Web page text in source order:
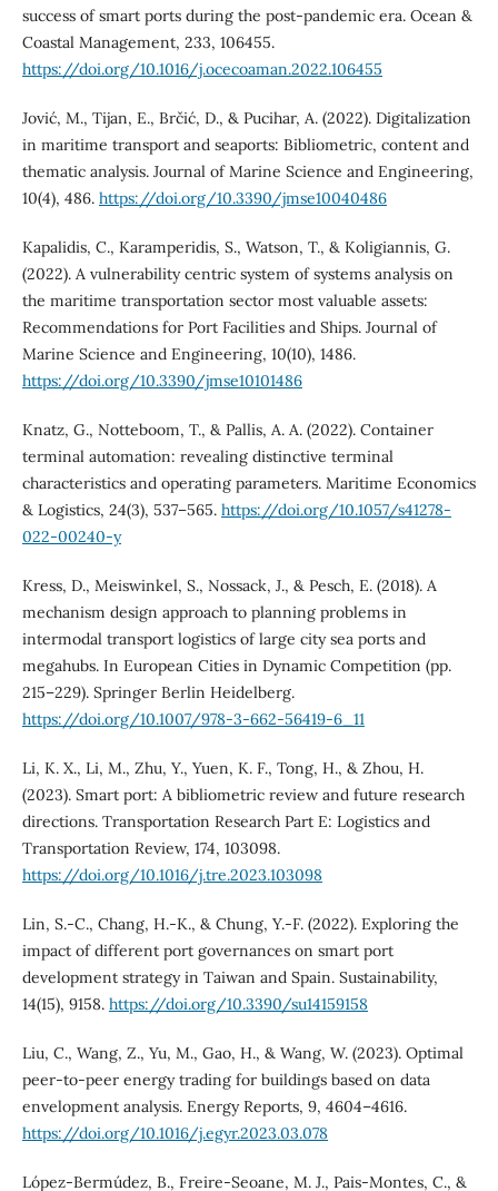
success of smart ports during the post-pandemic era. Ocean &
Coastal Management, 233, 106455.
https://doi.org/10.1016/j.ocecoaman.2022.106455
Jović, M., Tijan, E., Brčić, D., & Pucihar, A. (2022). Digitalization
in maritime transport and seaports: Bibliometric, content and
thematic analysis. Journal of Marine Science and Engineering,
10(4), 486. https://doi.org/10.3390/jmse10040486
Kapalidis, C., Karamperidis, S., Watson, T., & Koligiannis, G.
(2022). A vulnerability centric system of systems analysis on
the maritime transportation sector most valuable assets:
Recommendations for Port Facilities and Ships. Journal of
Marine Science and Engineering, 10(10), 1486.
https://doi.org/10.3390/jmse10101486
Knatz, G., Notteboom, T., & Pallis, A. A. (2022). Container
terminal automation: revealing distinctive terminal
characteristics and operating parameters. Maritime Economics
& Logistics, 24(3), 537–565. https://doi.org/10.1057/s41278-
022-00240-y
Kress, D., Meiswinkel, S., Nossack, J., & Pesch, E. (2018). A
mechanism design approach to planning problems in
intermodal transport logistics of large city sea ports and
megahubs. In European Cities in Dynamic Competition (pp.
215–229). Springer Berlin Heidelberg.
https://doi.org/10.1007/978-3-662-56419-6_11
Li, K. X., Li, M., Zhu, Y., Yuen, K. F., Tong, H., & Zhou, H.
(2023). Smart port: A bibliometric review and future research
directions. Transportation Research Part E: Logistics and
Transportation Review, 174, 103098.
https://doi.org/10.1016/j.tre.2023.103098
Lin, S.-C., Chang, H.-K., & Chung, Y.-F. (2022). Exploring the
impact of different port governances on smart port
development strategy in Taiwan and Spain. Sustainability,
14(15), 9158. https://doi.org/10.3390/su14159158
Liu, C., Wang, Z., Yu, M., Gao, H., & Wang, W. (2023). Optimal
peer-to-peer energy trading for buildings based on data
envelopment analysis. Energy Reports, 9, 4604–4616.
https://doi.org/10.1016/j.egyr.2023.03.078
López-Bermúdez, B., Freire-Seoane, M. J., Pais-Montes, C., &